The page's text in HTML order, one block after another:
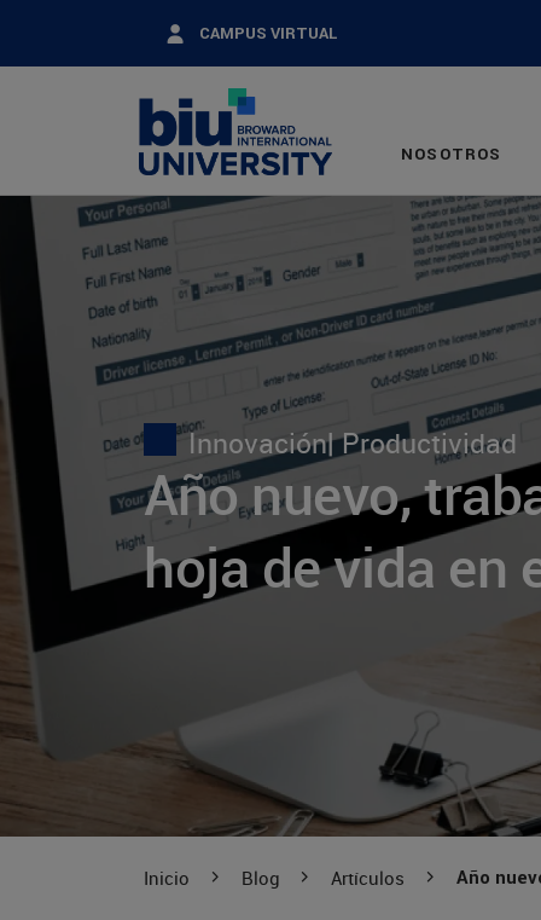
contenido
CAMPUS VIRTUAL
NOSOTROS
Innovación| Productividad
Año nuevo,
hoja de vida en
Inicio Blog Artículos Año